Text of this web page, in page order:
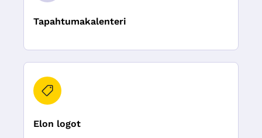
Tapahtumakalenteri
Elon logot